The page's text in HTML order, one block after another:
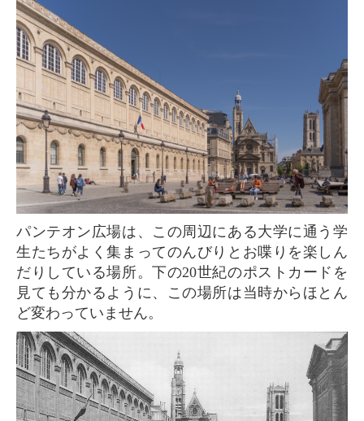
パンテオン広場は、この周辺にある大学に通う学
生たちがよく集まってのんびりとお喋りを楽しん
だりしている場所。下の20世紀のポストカードを
見ても分かるように、この場所は当時からほとん
ど変わっていません。